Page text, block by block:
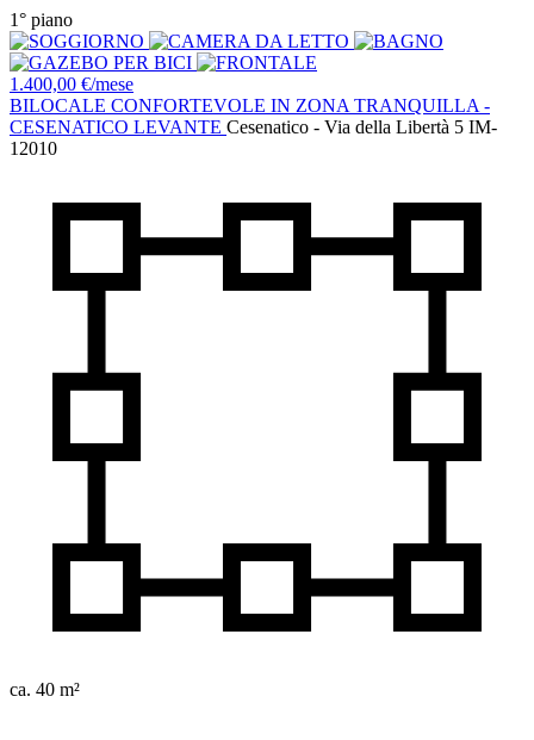
1° piano
1.400,00 €/mese
BILOCALE CONFORTEVOLE IN ZONA TRANQUILLA -
CESENATICO LEVANTE Cesenatico - Via della Libertà 5 IM-
12010
ca. 40 m²